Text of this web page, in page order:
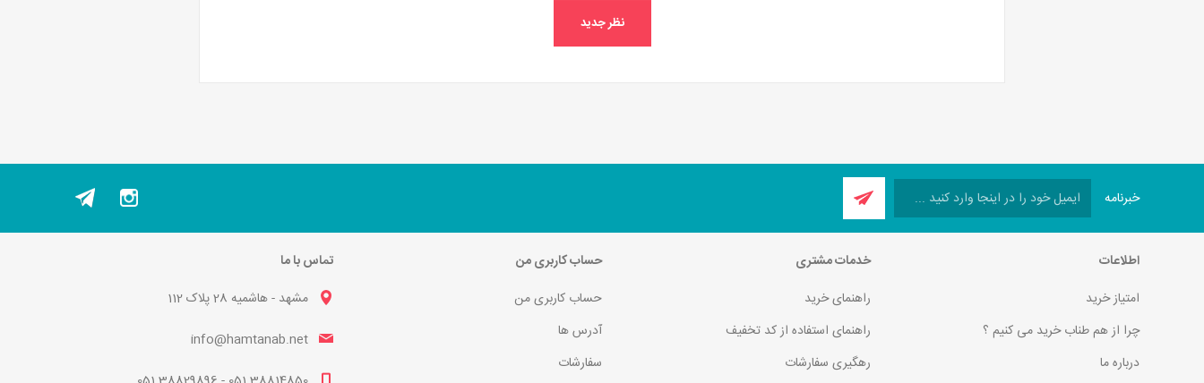
خبرنامه
اطلاعات
امتیاز خرید
چرا از هم طناب خرید می کنیم ؟
درباره ما
خدمات مشتری
راهنمای خرید
راهنمای استفاده از کد تخفیف
رهگیری سفارشات
حساب کاربری من
حساب کاربری من
آدرس ها
سفارشات
تماس با ما
مشهد - هاشمیه 28 پلاک 112
info@hamtanab.net